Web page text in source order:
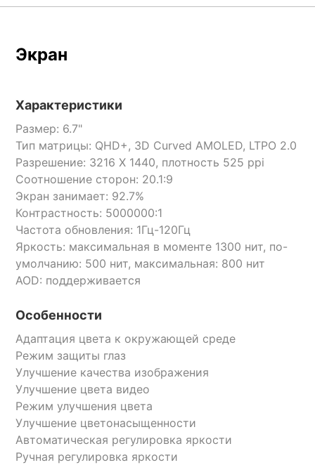
Экран
Характеристики
Размер: 6.7"
Тип матрицы: QHD+, 3D Curved AMOLED, LTPO 2.0
Разрешение: 3216 X 1440, плотность 525 ppi
Соотношение сторон: 20.1:9
Экран занимает: 92.7%
Контрастность: 5000000:1
Частота обновления: 1Гц-120Гц
Яркость: максимальная в моменте 1300 нит, по-
умолчанию: 500 нит, максимальная: 800 нит
AOD: поддерживается
Особенности
Адаптация цвета к окружающей среде
Режим защиты глаз
Улучшение качества изображения
Улучшение цвета видео
Режим улучшения цвета
Улучшение цветонасыщенности
Автоматическая регулировка яркости
Ручная регулировка яркости